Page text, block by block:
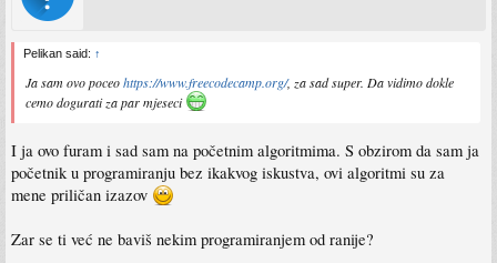
Pelikan said: ↑
Ja sam ovo poceohttps://www.freecodecamp.org/, za sad super. Da vidimo dokle
cemo dogurati za par mjeseci
I ja ovo furam i sad sam na početnim algoritmima. S obzirom da sam ja
početnik u programiranju bez ikakvog iskustva, ovi algoritmi su za
mene priličan izazov
Zar se ti već ne baviš nekim programiranjem od ranije?